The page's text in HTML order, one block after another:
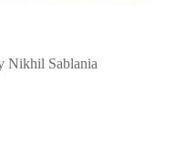
Nikhil Sablania